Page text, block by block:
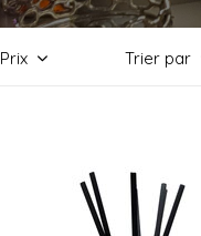
Prix Trier par